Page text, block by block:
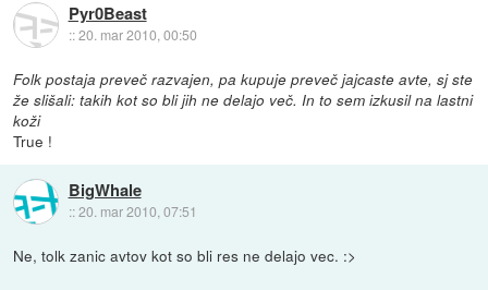
Pyr0Beast
::20. mar 2010, 00:50
Folk postaja preveč razvajen, pa kupuje preveč jajcaste avte, sj ste
že slišali: takih kot so bli jih ne delajo več. In to sem izkusil na lastni
koži
True !
BigWhale
::20. mar 2010, 07:51
Ne, tolk zanic avtov kot so bli res ne delajo vec. :>